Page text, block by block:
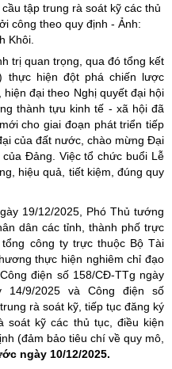
tập trung rà soát kỹ các thủ
công theo quy định - Ảnh:
Khôi.
trị quan trọng, qua đó tổng kết
thực hiện đột phá chiến lược
đại theo Nghị quyết đại hội
thành tựu kinh tế - xã hội đã
cho giai đoạn phát triển tiếp
của đất nước, chào mừng Đại
Đảng. Việc tổ chức buổi Lễ
hiệu quả, tiết kiệm, đúng quy
19/12/2025, Phó Thủ tướng
dân các tỉnh, thành phố trực
công ty trực thuộc Bộ Tài
thực hiện nghiêm chỉ đạo
điện số 158/CĐ-TTg ngày
14/9/2025 và Công điện số
rà soát kỹ, tiếp tục đăng ký
soát kỹ các thủ tục, điều kiện
(đảm bảo tiêu chí về quy mô,
ngày 10/12/2025.